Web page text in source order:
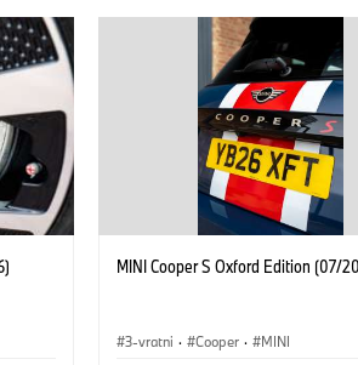
MINI Cooper S Oxford Edition (07/
3-vratni · Cooper · MINI